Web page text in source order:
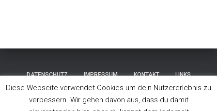
DATENSCHUTZ IMPRESSUM KONTAKT LINKS
STARTSEITE ÜBER UNS WETTKAMPF
Diese Webseite verwendet Cookies um dein Nutzererlebnis zu
verbessern. Wir gehen davon aus, dass du damit